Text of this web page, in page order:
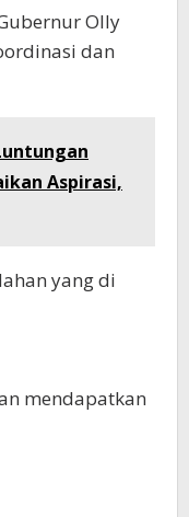
Olly
dan
Aspirasi,
yang di
mendapatkan